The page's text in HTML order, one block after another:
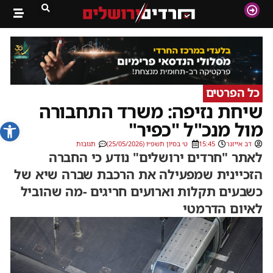
פתח
כל הפרטים
שיחת נזיפה: משרד התחבורה
מול מנכ"ל "כפיר"
דב אייזנר 15:45 ט׳ בסיון תשפ״ו (25/05/2026) תגובות
לאתר "חרדים ירושלים" נודע כי החברה
הזכיינית שמפעילה את הרכבת שברה שיא של
כשבעים תקלות וארועים חריגים -מה שהוביל
לאיום הדרמטי